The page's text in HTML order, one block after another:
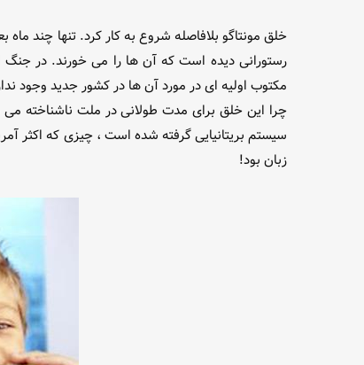
خلق مونتاگو بلافاصله شروع به کار کرد. تنها چند
رستورانی دیده است که آن ها را می خورند. در جنگ
مکتوب اولیه ای در مورد آن ها در کشور جدید وجود ندارد تا
چرا این خلق برای مدت طولانی در ملت ناشناخته می
سیستم بریتانیایی گرفته شده است ، چیزی که اکثر
زبان بود!